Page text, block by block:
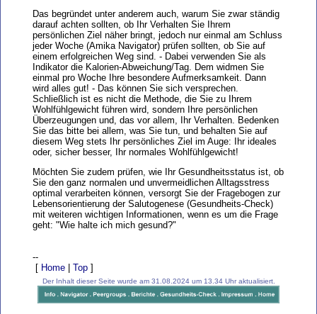
Das begründet unter anderem auch, warum Sie zwar ständig
darauf achten sollten, ob Ihr Verhalten Sie Ihrem
persönlichen Ziel näher bringt, jedoch nur einmal am Schluss
jeder Woche (Amika Navigator) prüfen sollten, ob Sie auf
einem erfolgreichen Weg sind. - Dabei verwenden Sie als
Indikator die Kalorien-Abweichung/Tag. Dem widmen Sie
einmal pro Woche Ihre besondere Aufmerksamkeit. Dann
wird alles gut! - Das können Sie sich versprechen.
Schließlich ist es nicht die Methode, die Sie zu Ihrem
Wohlfühlgewicht führen wird, sondern Ihre persönlichen
Überzeugungen und, das vor allem, Ihr Verhalten. Bedenken
Sie das bitte bei allem, was Sie tun, und behalten Sie auf
diesem Weg stets Ihr persönliches Ziel im Auge: Ihr ideales
oder, sicher besser, Ihr normales Wohlfühlgewicht!
Möchten Sie zudem prüfen, wie Ihr Gesundheitsstatus ist, ob
Sie den ganz normalen und unvermeidlichen Alltagsstress
optimal verarbeiten können, versorgt Sie der Fragebogen zur
Lebensorientierung der Salutogenese (Gesundheits-Check)
mit weiteren wichtigen Informationen, wenn es um die Frage
geht: "Wie halte ich mich gesund?"
--
[ Home Top ]
Der Inhalt dieser Seite wurde am 31.08.2024 um 13.34 Uhr aktualisiert.